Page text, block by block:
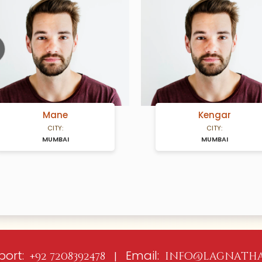
Mane
CITY:
MUMBAI
Kengar
CITY:
MUMBAI
+92 7208392478 | Email: